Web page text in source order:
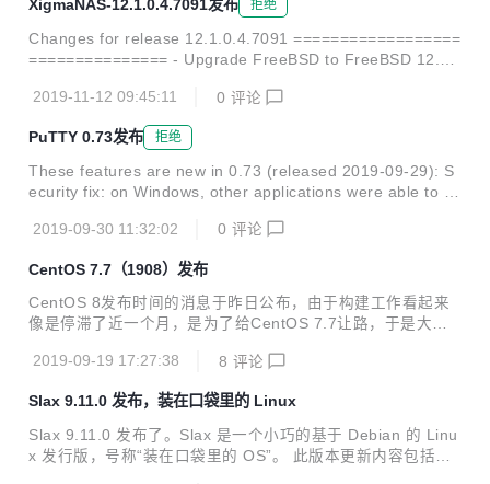
4 of Fla...
XigmaNAS-12.1.0.4.7091发布 拒绝
Changes for release 12.1.0.4.7091 ==================
=============== - Upgrade FreeBSD to FreeBSD 12.1-
s. - Update translations. - Add sesutil. - Add sas2ircu. - Ad
d sas3ircu. - Add Aquantia AQtion (Atlantic) AQC107 Netw
ork Driver. - Upgrade arcconf to...
2019-11-12 09:45:11 0 评论
РuТТY 0.73发布 拒绝
These features are new in 0.73 (released 2019-09-29): S
ecurity fix: on Windows, other applications were able to bi
g. Security fix: in bracketed paste mode, the terminal esc
ppearing together...
2019-09-30 11:32:02 0 评论
CentOS 7.7（1908）发布
CentOS 8发布时间的消息于昨日公布，由于构建工作看起来
像是停滞了近一个月，是为了给CentOS 7.7让路，于是大家
ntOS 7版本为CentOS 7.7(1908)，国内各镜像站大多数也已
正在编辑中），主要内容如下： 主要改动 Python 3 可用，安
装python3将会提供Python 3.6。 bind更新至9.11。 chrony
更新至3.4。 自 1503 发行版本（abrt>= 2.1.11-19.el7.cento
2019-09-19 17:27:38 8 评论
Slax 9.11.0 发布，装在口袋里的 Linux
Slax 9.11.0 发布了。Slax 是一个小巧的基于 Debian 的 Linu
x 发行版，号称“装在口袋里的 OS”。 此版本更新内容包括：